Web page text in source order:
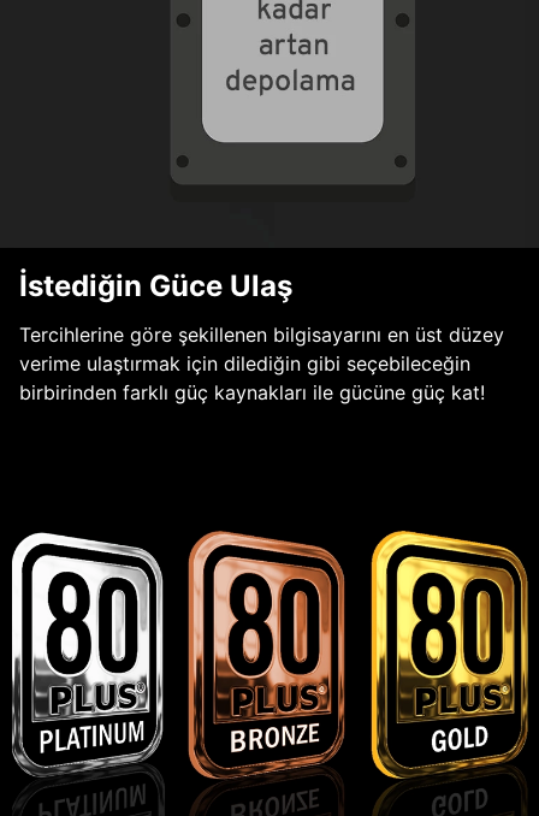
İstediğin Güce Ulaş
Tercihlerine göre şekillenen bilgisayarını en üst düzey
verime ulaştırmak için dilediğin gibi seçebileceğin
birbirinden farklı güç kaynakları ile gücüne güç kat!